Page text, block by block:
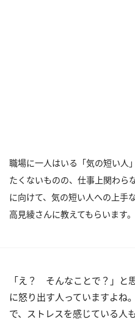
職場に一人はいる「気の短い人
たくないものの、仕事上関わら
に向けて、気の短い人への上手
高見綾さんに教えてもらいます。
「え？ そんなことで？」と
に怒り出す人っていますよね
で、ストレスを感じている人